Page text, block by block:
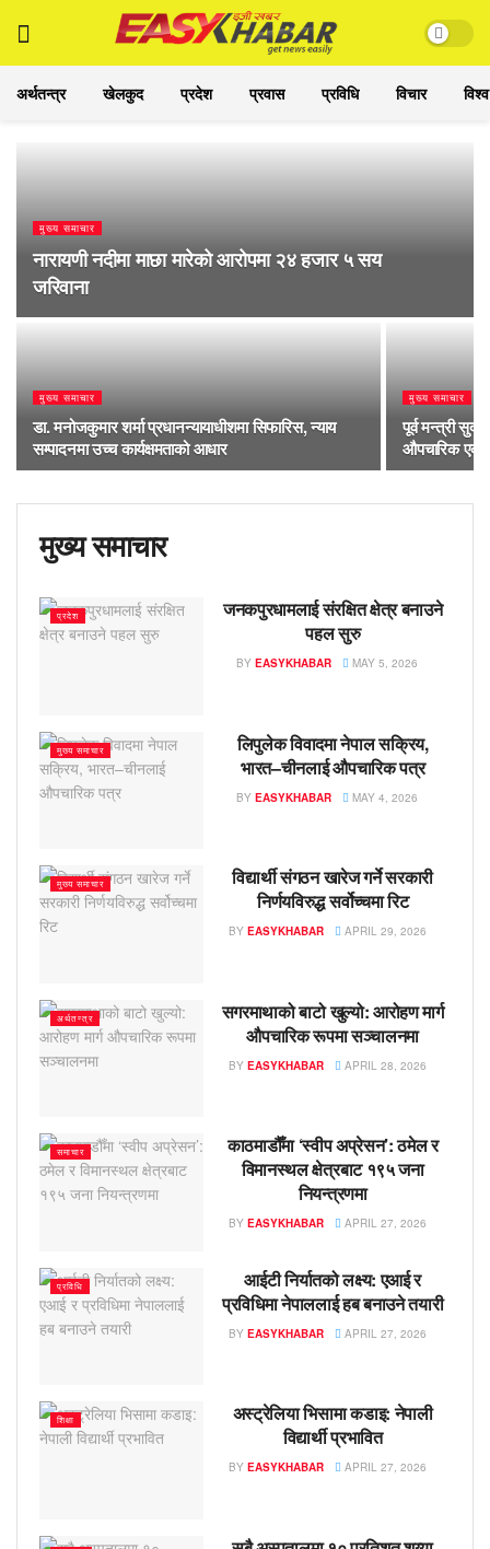
अर्थतन्त्र खेलकुद प्रदेश प्रवास प्रविधि विचार विश्व
मुख्य समाचार
नारायणी नदीमा माछा मारेको आरोपमा २४ हजार ५ सय
जरिवाना
मुख्य समाचार
डा. मनोजकुमार शर्मा प्रधानन्यायाधीशमा सिफारिस, न्याय
सम्पादनमा उच्च कार्यक्षमताको आधार
मुख्य समाचार
पूर्व मन्त्री
औपचारिक
मुख्य समाचार
प्रदेश
जनकपुरधामलाई संरक्षित क्षेत्र बनाउने
पहल सुरु
BY EASYKHABAR MAY 5, 2026
मुख्य समाचार
लिपुलेक विवादमा नेपाल सक्रिय,
भारत–चीनलाई औपचारिक पत्र
BY EASYKHABAR MAY 4, 2026
मुख्य समाचार
विद्यार्थी संगठन खारेज गर्ने सरकारी
निर्णयविरुद्ध सर्वोच्चमा रिट
BY EASYKHABAR APRIL 29, 2026
अर्थतन्त्र
सगरमाथाको बाटो खुल्यो: आरोहण मार्ग
औपचारिक रूपमा सञ्चालनमा
BY EASYKHABAR APRIL 28, 2026
समाचार
काठमाडौँमा ‘स्वीप अप्रेसन’: ठमेल र
विमानस्थल क्षेत्रबाट १९५ जना
नियन्त्रणमा
BY EASYKHABAR APRIL 27, 2026
प्रविधि
आईटी निर्यातको लक्ष्य: एआई र
प्रविधिमा नेपाललाई हब बनाउने तयारी
BY EASYKHABAR APRIL 27, 2026
शिक्षा
अस्ट्रेलिया भिसामा कडाइ: नेपाली
विद्यार्थी प्रभावित
BY EASYKHABAR APRIL 27, 2026